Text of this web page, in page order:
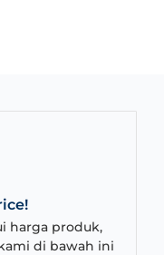
harga produk,
di bawah ini